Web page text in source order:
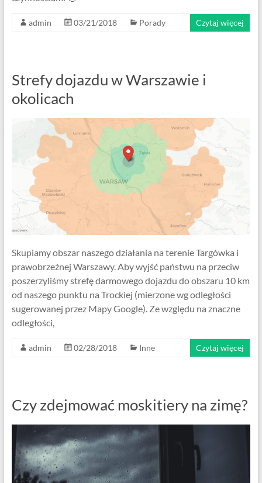
admin 03/21/2018 Porady Czytaj więcej
Strefy dojazdu w Warszawie i
okolicach
Skupiamy obszar naszego działania na terenie Targówka i
prawobrzeżnej Warszawy. Aby wyjść państwu na przeciw
poszerzyliśmy strefę darmowego dojazdu do obszaru 10 km
od naszego punktu na Trockiej (mierzone wg odległości
sugerowanej przez Mapy Google). Ze względu na znaczne
odległości,
admin 02/28/2018 Inne Czytaj więcej
Czy zdejmować moskitiery na zimę?